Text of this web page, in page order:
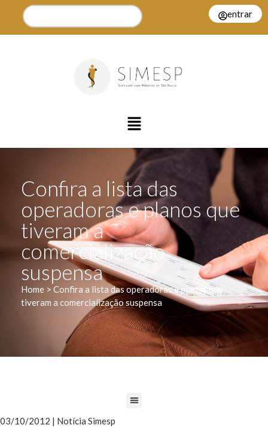
entrar
Confira a lista das
operadoras e planos que
tiveram a
comercialização
suspensa
Home > Confira a lista das operadoras e planos que
tiveram a comercialização suspensa
03/10/2012 | Notícia Simesp